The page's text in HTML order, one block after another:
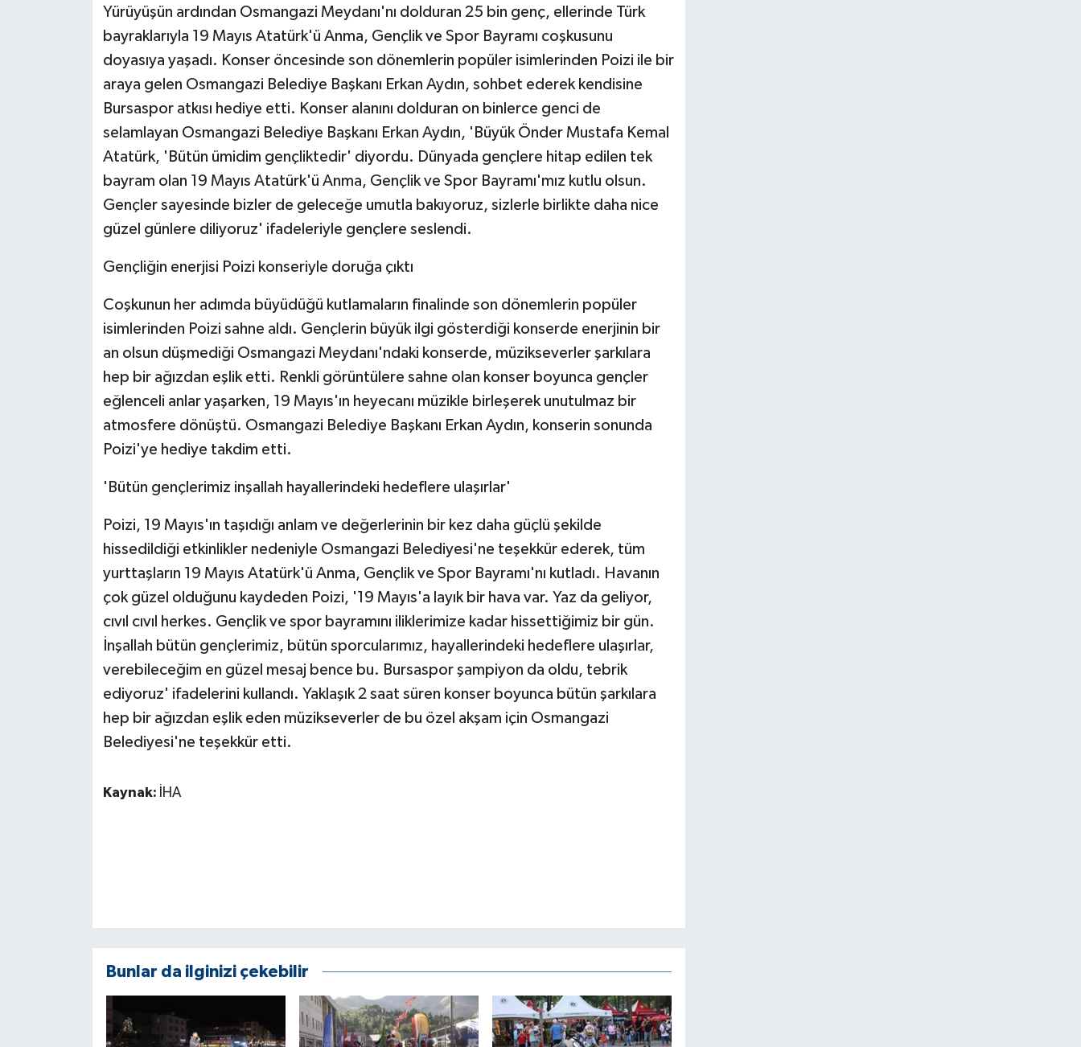
Yürüyüşün ardından Osmangazi Meydanı'nı dolduran 25 bin genç, ellerinde Türk
bayraklarıyla 19 Mayıs Atatürk'ü Anma, Gençlik ve Spor Bayramı coşkusunu
doyasıya yaşadı. Konser öncesinde son dönemlerin popüler isimlerinden Poizi ile bir
araya gelen Osmangazi Belediye Başkanı Erkan Aydın, sohbet ederek kendisine
Bursaspor atkısı hediye etti. Konser alanını dolduran on binlerce genci de
selamlayan Osmangazi Belediye Başkanı Erkan Aydın, 'Büyük Önder Mustafa Kemal
Atatürk, 'Bütün ümidim gençliktedir' diyordu. Dünyada gençlere hitap edilen tek
bayram olan 19 Mayıs Atatürk'ü Anma, Gençlik ve Spor Bayramı'mız kutlu olsun.
Gençler sayesinde bizler de geleceğe umutla bakıyoruz, sizlerle birlikte daha nice
güzel günlere diliyoruz' ifadeleriyle gençlere seslendi.
Gençliğin enerjisi Poizi konseriyle doruğa çıktı
Coşkunun her adımda büyüdüğü kutlamaların finalinde son dönemlerin popüler
isimlerinden Poizi sahne aldı. Gençlerin büyük ilgi gösterdiği konserde enerjinin bir
an olsun düşmediği Osmangazi Meydanı'ndaki konserde, müzikseverler şarkılara
hep bir ağızdan eşlik etti. Renkli görüntülere sahne olan konser boyunca gençler
eğlenceli anlar yaşarken, 19 Mayıs'ın heyecanı müzikle birleşerek unutulmaz bir
atmosfere dönüştü. Osmangazi Belediye Başkanı Erkan Aydın, konserin sonunda
Poizi'ye hediye takdim etti.
'Bütün gençlerimiz inşallah hayallerindeki hedeflere ulaşırlar'
Poizi, 19 Mayıs'ın taşıdığı anlam ve değerlerinin bir kez daha güçlü şekilde
hissedildiği etkinlikler nedeniyle Osmangazi Belediyesi'ne teşekkür ederek, tüm
yurttaşların 19 Mayıs Atatürk'ü Anma, Gençlik ve Spor Bayramı'nı kutladı. Havanın
çok güzel olduğunu kaydeden Poizi, '19 Mayıs'a layık bir hava var. Yaz da geliyor,
cıvıl cıvıl herkes. Gençlik ve spor bayramını iliklerimize kadar hissettiğimiz bir gün.
İnşallah bütün gençlerimiz, bütün sporcularımız, hayallerindeki hedeflere ulaşırlar,
verebileceğim en güzel mesaj bence bu. Bursaspor şampiyon da oldu, tebrik
ediyoruz' ifadelerini kullandı. Yaklaşık 2 saat süren konser boyunca bütün şarkılara
hep bir ağızdan eşlik eden müzikseverler de bu özel akşam için Osmangazi
Belediyesi'ne teşekkür etti.
Kaynak: İHA
Bunlar da ilginizi çekebilir